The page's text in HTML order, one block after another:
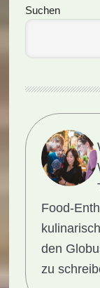
Suchen
Food-
den
zu